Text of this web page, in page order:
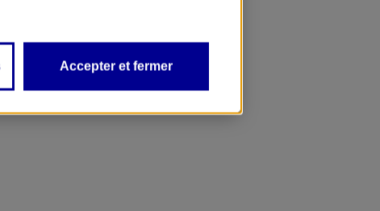
Accepter et fermer